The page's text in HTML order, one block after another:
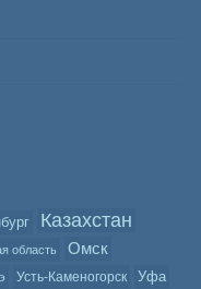
Казахстан
область Омск
Усть-Каменогорск Уфа